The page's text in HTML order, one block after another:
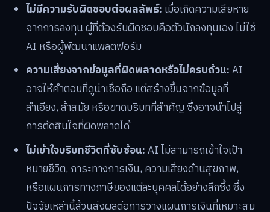
ไม่มีความรับผิดชอบต่อผลลัพธ์: เมื่อเกิดความเสียหาย
จากการลงทุน ผู้ที่ต้องรับผิดชอบคือตัวนักลงทุนเอง ไม่ใช่
AI หรือผู้พัฒนาแพลตฟอร์ม
ความเสี่ยงจากข้อมูลที่ผิดพลาดหรือไม่ครบถ้วน:AI
อาจให้คำตอบที่ดูน่าเชื่อถือ แต่สร้างขึ้นจากข้อมูลที่
ลำเอียง, ล้าสมัย หรือขาดบริบทที่สำคัญ ซึ่งอาจนำไปสู่
การตัดสินใจที่ผิดพลาดได้
ไม่เข้าใจบริบทชีวิตที่ซับซ้อน:AI ไม่สามารถเข้าใจเป้า
หมายชีวิต, ภาระทางการเงิน, ความเสี่ยงด้านสุขภาพ,
หรือแผนการทางภาษีของแต่ละบุคคลได้อย่างลึกซึ้ง ซึ่ง
ปัจจัยเหล่านี้ล้วนส่งผลต่อการวางแผนการเงินที่เหมาะสม